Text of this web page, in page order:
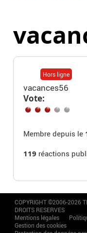
Hors ligne
vacances56
Vote:
Membre depuis le
119 réactions
COPYRIGHT ©2006-2026
DROITS RESERVES
Mentions légales
Gestion des cookies